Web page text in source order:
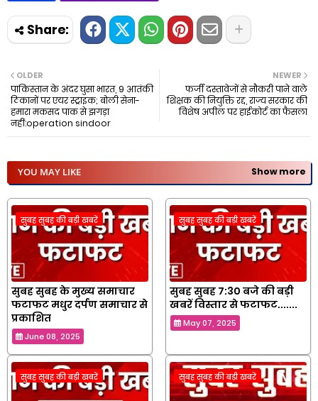
NEWER
फर्जी दस्तावेजों से नौकरी पाने वाले
शिक्षक की नियुक्ति रद्द, राज्य सरकार की
विशेष अपील पर हाईकोर्ट का फैसला
OLDER
पाकिस्तान के अंदर घुसा भारत, 9 आतंकी
ठिकानों पर एयर स्ट्राइक; बोली सेना-
हमारा मकसद पाक से झगड़ा
नहीं:operation sindoor
YOU MAY LIKE Show more
सुबह सुबह की बड़ी खबरें
सुबह सुबह के मुख्य समाचार
फटाफट मधुर दर्पण समाचार से
प्रकाशित
June 08, 2025
सुबह सुबह की बड़ी खबरें
सुबह सुबह 7:30 बजे की बड़ी
खबरें विस्तार से फटाफट.......
May 07, 2025
सुबह सुबह की बड़ी खबरें सुबह सुबह की बड़ी खबरें